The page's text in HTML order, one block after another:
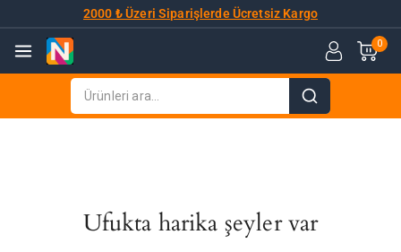
2000 ₺ Üzeri Siparişlerde Ücretsiz Kargo
0
Ufukta harika şeyler var